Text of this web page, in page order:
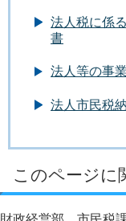
法人税に係
書
法人等の事
法人市民税
このページに